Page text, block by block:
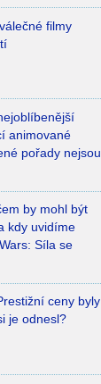
filmy
animované
pořady nejsou
by mohl být
kdy uvidíme
Síla se
ceny byly
je odnesl?